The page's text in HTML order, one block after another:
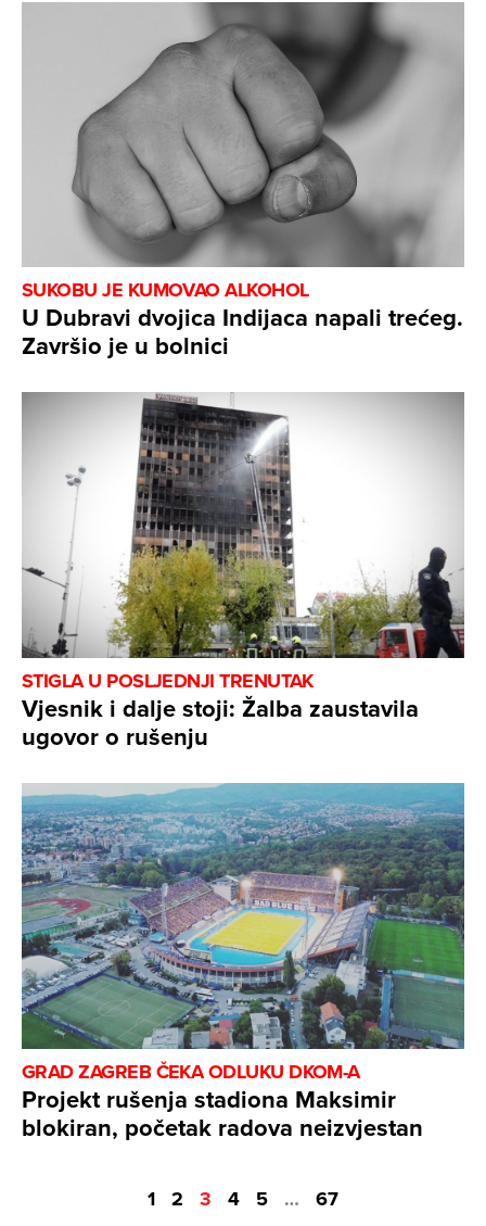
SUKOBU JE KUMOVAO ALKOHOL
U Dubravi dvojica Indijaca napali trećeg.
Završio je u bolnici
STIGLA U POSLJEDNJI TRENUTAK
Vjesnik i dalje stoji: Žalba zaustavila
ugovor o rušenju
GRAD ZAGREB ČEKA ODLUKU DKOM-A
Projekt rušenja stadiona Maksimir
blokiran, početak radova neizvjestan
1 2 3 4 5 … 67